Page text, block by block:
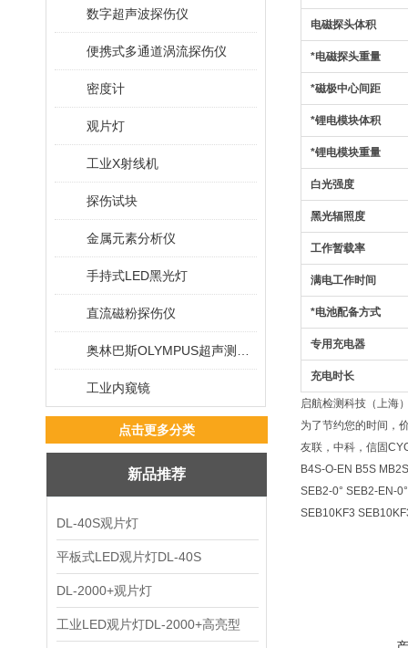
数字超声波探伤仪
便携式多通道涡流探伤仪
密度计
观片灯
工业X射线机
探伤试块
金属元素分析仪
手持式LED黑光灯
直流磁粉探伤仪
工业内窥镜
点击更多分类
新品推荐
DL-40S观片灯
平板式LED观片灯DL-40S
DL-2000+观片灯
工业LED观片灯DL-2000+高亮型
电磁探头体积
*电磁探头重量
*磁极中心间距
*锂电模块体积
*锂电模块重量
白光强度
黑光辐照度
工作暂载率
满电工作时间
*电池配备方式
专用充电器
充电时长
启航检测科技（上海
为了节约您的时间，
友联，中科，信固
B4S-O-EN B5S
SEB2-0° SEB2-EN-
SEB10KF3